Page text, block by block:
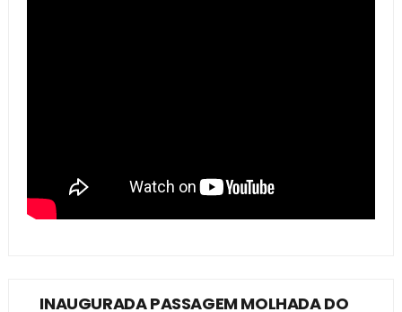
INAUGURADA PASSAGEM MOLHADA DO